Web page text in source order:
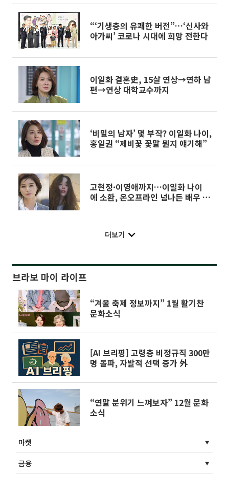
“‘기생충의 유쾌한 버전”…‘신사와
아가씨’ 코로나 시대에 희망 전한다
이일화 결혼史, 15살 연상→연하 남
편→연상 대학교수까지
‘비밀의 남자’ 몇 부작? 이일화 나이,
홍일권 “제비꽃 꽃말 뭔지 얘기해”
고현정·이영애까지…이일화 나이
에 소환, 온오프라인 넘나든 배우 미
더보기
브라보 마이 라이프
“겨울 축제 정보까지” 1월 활기찬
문화소식
[AI 브리핑] 고령층 비정규직 300만
명 돌파, 자발적 선택 증가 外
“연말 분위기 느껴보자” 12월 문화
소식
마켓
금융